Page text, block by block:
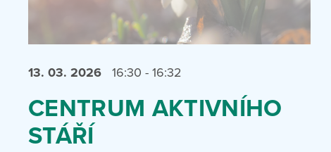
13. 03. 2026 16:30 - 16:32
CENTRUM AKTIVNÍHO
STÁŘÍ